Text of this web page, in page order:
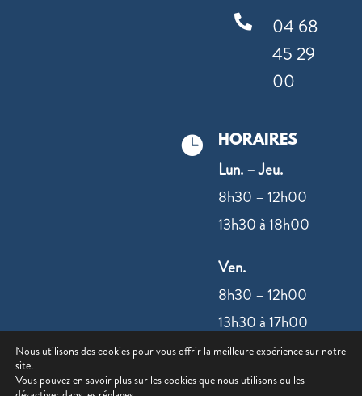

04 68
45 29
00
 HORAIRES
Lun. – Jeu.
8h30 – 12h00
13h30 à 18h00
Ven.
8h30 – 12h00
13h30 à 17h00
NOUS
Nous utilisons des cookies pour vous offrir la meilleure expérience sur notre
site.
Vous pouvez en savoir plus sur les cookies que nous utilisons ou les